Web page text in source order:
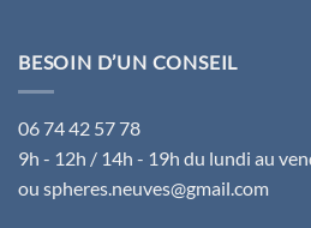
BESOIN D’UN CONSEIL
06 74 42 57 78
9h - 12h / 14h - 19h du lundi au
ou spheres.neuves@gmail.com